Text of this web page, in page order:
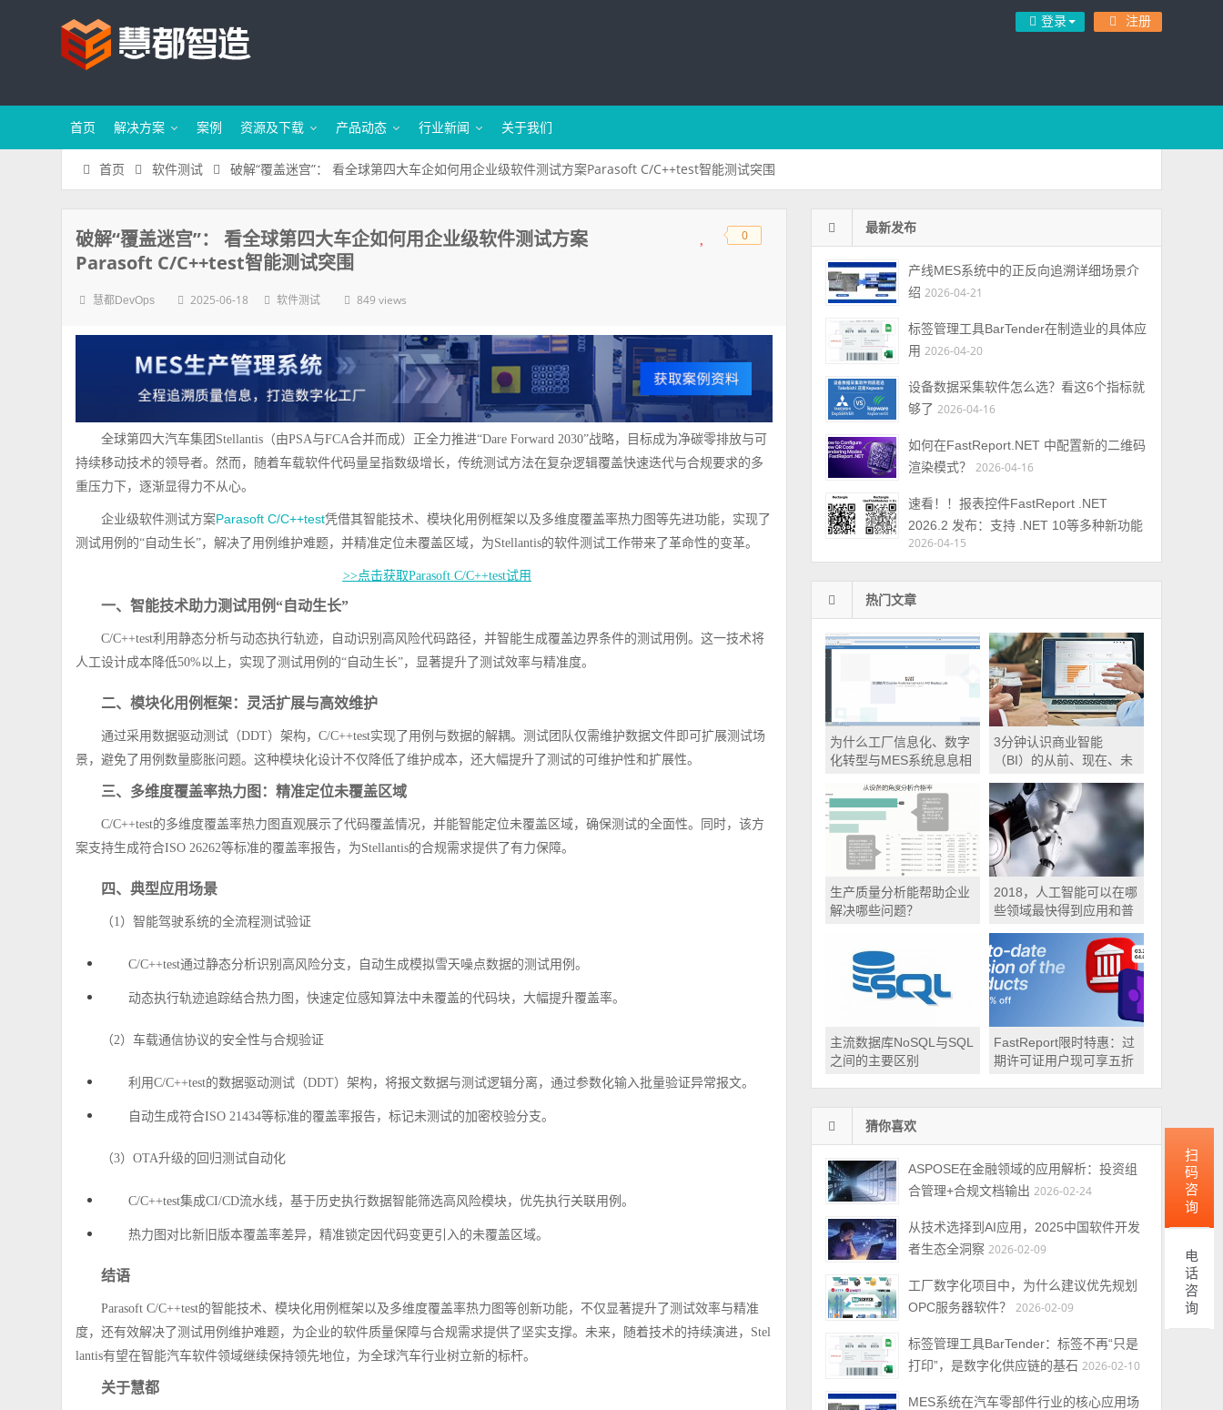
扫码咨询
电话咨询
登录 注册
首页 解决方案 案例 资源及下载 产品动态 行业新闻 关于我们
首页 软件测试 破解“覆盖迷宫”： 看全球第四大车企如何用企业级软件测试方案Parasoft C/C++test智能测试突围
◆◆ 0
破解“覆盖迷宫”： 看全球第四大车企如何用企业级软件测试方案
Parasoft C/C++test智能测试突围
慧都DevOps 2025-06-18 软件测试 849 views
全球第四大汽车集团Stellantis（由PSA与FCA合并而成）正全力推进“Dare Forward 2030”战略，目标成为净碳零排放与可
持续移动技术的领导者。然而，随着车载软件代码量呈指数级增长，传统测试方法在复杂逻辑覆盖快速迭代与合规要求的多
重压力下，逐渐显得力不从心。
企业级软件测试方案Parasoft C/C++test凭借其智能技术、模块化用例框架以及多维度覆盖率热力图等先进功能，实现了
测试用例的“自动生长”，解决了用例维护难题，并精准定位未覆盖区域，为Stellantis的软件测试工作带来了革命性的变革。
>>点击获取Parasoft C/C++test试用
一、智能技术助力测试用例“自动生长”
C/C++test利用静态分析与动态执行轨迹，自动识别高风险代码路径，并智能生成覆盖边界条件的测试用例。这一技术将
人工设计成本降低50%以上，实现了测试用例的“自动生长”，显著提升了测试效率与精准度。
二、模块化用例框架：灵活扩展与高效维护
通过采用数据驱动测试（DDT）架构，C/C++test实现了用例与数据的解耦。测试团队仅需维护数据文件即可扩展测试场
景，避免了用例数量膨胀问题。这种模块化设计不仅降低了维护成本，还大幅提升了测试的可维护性和扩展性。
三、多维度覆盖率热力图：精准定位未覆盖区域
C/C++test的多维度覆盖率热力图直观展示了代码覆盖情况，并能智能定位未覆盖区域，确保测试的全面性。同时，该方
案支持生成符合ISO 26262等标准的覆盖率报告，为Stellantis的合规需求提供了有力保障。
四、典型应用场景
（1）智能驾驶系统的全流程测试验证
C/C++test通过静态分析识别高风险分支，自动生成模拟雪天噪点数据的测试用例。
动态执行轨迹追踪结合热力图，快速定位感知算法中未覆盖的代码块，大幅提升覆盖率。
（2）车载通信协议的安全性与合规验证
利用C/C++test的数据驱动测试（DDT）架构，将报文数据与测试逻辑分离，通过参数化输入批量验证异常报文。
自动生成符合ISO 21434等标准的覆盖率报告，标记未测试的加密校验分支。
（3）OTA升级的回归测试自动化
C/C++test集成CI/CD流水线，基于历史执行数据智能筛选高风险模块，优先执行关联用例。
热力图对比新旧版本覆盖率差异，精准锁定因代码变更引入的未覆盖区域。
结语
Parasoft C/C++test的智能技术、模块化用例框架以及多维度覆盖率热力图等创新功能，不仅显著提升了测试效率与精准
度，还有效解决了测试用例维护难题，为企业的软件质量保障与合规需求提供了坚实支撑。未来，随着技术的持续演进，Stel
lantis有望在智能汽车软件领域继续保持领先地位，为全球汽车行业树立新的标杆。
关于慧都
最新发布
产线MES系统中的正反向追溯详细场景介
绍 2026-04-21
标签管理工具BarTender在制造业的具体应
用 2026-04-20
设备数据采集软件怎么选？看这6个指标就
够了 2026-04-16
如何在FastReport.NET 中配置新的二维码
渲染模式？
2026-04-16
速看！！报表控件FastReport .NET
2026.2 发布：支持 .NET 10等多种新功能
2026-04-15
热门文章
为什么工厂信息化、数字
化转型与MES系统息息相
3分钟认识商业智能
（BI）的从前、现在、未
生产质量分析能帮助企业
解决哪些问题？
2018，人工智能可以在哪
些领域最快得到应用和普
主流数据库NoSQL与SQL
之间的主要区别
FastReport限时特惠：过
期许可证用户现可享五折
猜你喜欢
ASPOSE在金融领域的应用解析：投资组
合管理+合规文档输出 2026-02-24
从技术选择到AI应用，2025中国软件开发
者生态全洞察 2026-02-09
工厂数字化项目中，为什么建议优先规划
OPC服务器软件？
2026-02-09
标签管理工具BarTender：标签不再“只是
打印”，是数字化供应链的基石 2026-02-10
MES系统在汽车零部件行业的核心应用场